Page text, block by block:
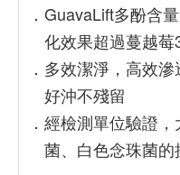
． GuavaLift多酚含
化效果超過蔓越莓
． 多效潔淨，高效
好沖不殘留
． 經檢測單位驗證
菌、白色念珠菌